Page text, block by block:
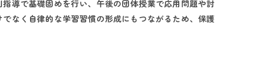
導で基礎固めを行い、午後の団体授業で応用問題や討
なく自律的な学習習慣の形成にもつながるため、保護